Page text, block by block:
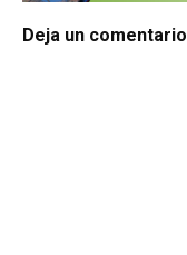
Deja un comentario